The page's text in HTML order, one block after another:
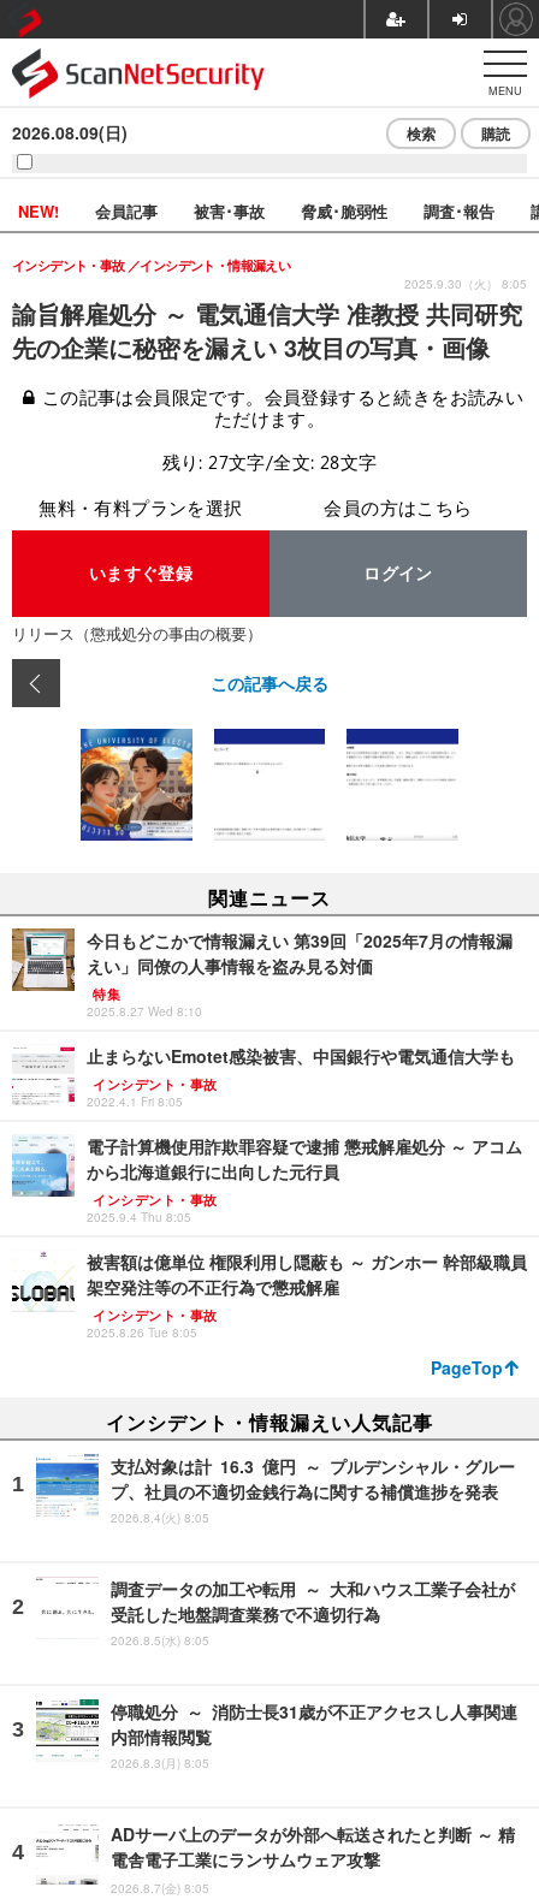
MENU
2026.08.09(日) 検索 購読
NEW! 会員記事 被害･事故 脅威･脆弱性 調査･報告
諭旨解雇処分 ～ 電気通信大学 准教授 共同研究
先の企業に秘密を漏えい 3枚目の写真・画像
インシデント・事故 インシデント・情報漏えい
2025.9.30（火） 8:05
この記事は会員限定です。会員登録すると続きをお読みい
ただけます。
残り: 27文字/全文: 28文字
無料・有料プランを選択
いますぐ登録
会員の方はこちら
ログイン
リリース（懲戒処分の事由の概要）
この記事へ戻る
関連ニュース
今日もどこかで情報漏えい 第39回「2025年7月の情報漏
えい」同僚の人事情報を盗み見る対価
特集
2025.8.27 Wed 8:10
止まらないEmotet感染被害、中国銀行や電気通信大学も
インシデント・事故
2022.4.1 Fri 8:05
電子計算機使用詐欺罪容疑で逮捕 懲戒解雇処分 ～ アコム
から北海道銀行に出向した元行員
インシデント・事故
2025.9.4 Thu 8:05
被害額は億単位 権限利用し隠蔽も ～ ガンホー 幹部級職員
架空発注等の不正行為で懲戒解雇
インシデント・事故
2025.8.26 Tue 8:05
PageTop
インシデント・情報漏えい人気記事
支払対象は計 16.3 億円 ～ プルデンシャル・グルー
プ、社員の不適切金銭行為に関する補償進捗を発表
2026.8.4(火) 8:05
調査データの加工や転用 ～ 大和ハウス工業子会社が
受託した地盤調査業務で不適切行為
2026.8.5(水) 8:05
停職処分 ～ 消防士長31歳が不正アクセスし人事関連
内部情報閲覧
2026.8.3(月) 8:05
ADサーバ上のデータが外部へ転送されたと判断 ～ 精
電舎電子工業にランサムウェア攻撃
2026.8.7(金) 8:05